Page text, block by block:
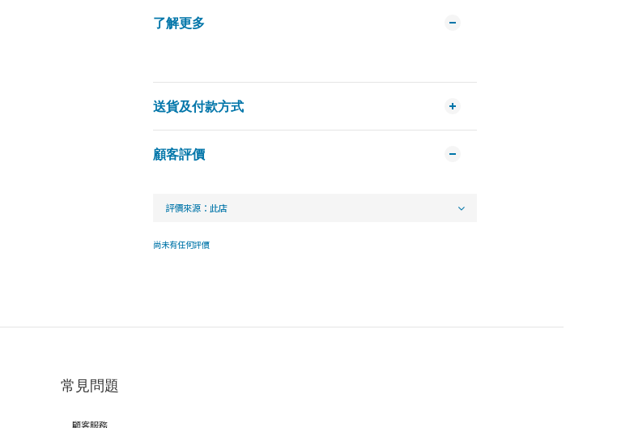
了解更多
送貨及付款方式
顧客評價
尚未有任何評價
常見問題
顧客服務